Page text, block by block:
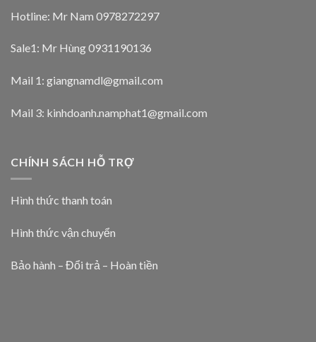
Hotline: Mr Nam 0978272297
Sale1: Mr Hùng 0931190136
Mail 1: giangnamdl@gmail.com
Mail 3: kinhdoanh.namphat1@gmail.com
CHÍNH SÁCH HỖ TRỢ
Hình thức thanh toán
Hình thức vận chuyển
Bảo hành – Đổi trả – Hoàn tiền